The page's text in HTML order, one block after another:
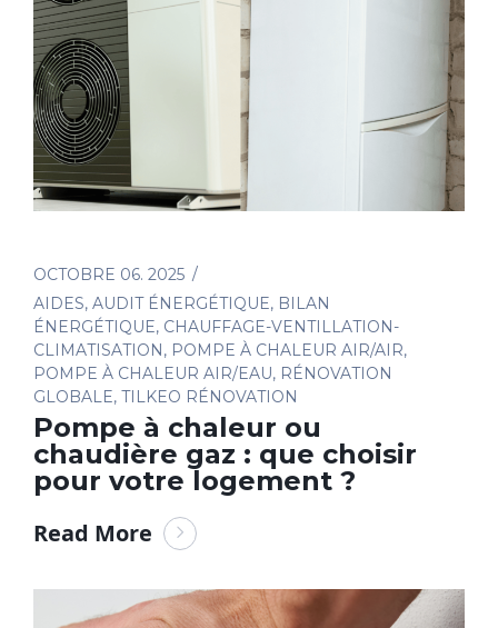
OCTOBRE 06. 2025
AIDES, AUDIT ÉNERGÉTIQUE, BILAN
ÉNERGÉTIQUE, CHAUFFAGE-VENTILLATION-
CLIMATISATION, POMPE À CHALEUR AIR/AIR,
POMPE À CHALEUR AIR/EAU, RÉNOVATION
GLOBALE, TILKEO RÉNOVATION
Pompe à chaleur ou
chaudière gaz : que choisir
pour votre logement ?
Read More